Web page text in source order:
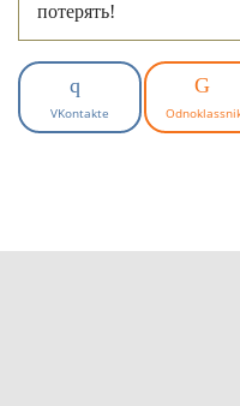
потерять!
VKontakte